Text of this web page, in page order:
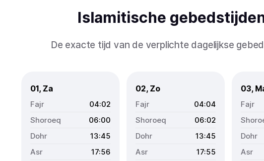
Islamitische
De exacte tijd van de verplichte dagelijkse
01, Za
04:02
06:00
13:45
17:56
02, Zo
04:04
06:02
13:45
17:55
03,